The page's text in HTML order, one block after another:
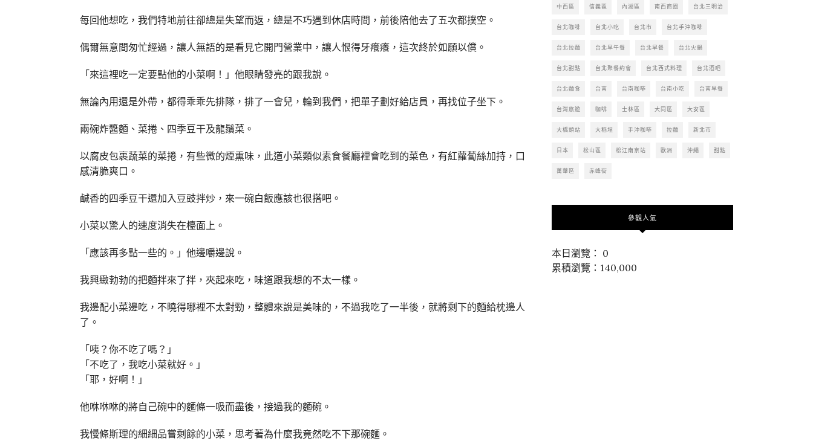
每回他想吃，我們特地前往卻總是失望而返，總是不巧遇到休店時間，前後陪他去了五次都撲空。
偶爾無意間匆忙經過，讓人無語的是看見它開門營業中，讓人恨得牙癢癢，這次終於如願以償。
「來這裡吃一定要點他的小菜啊！」他眼睛發亮的跟我說。
無論內用還是外帶，都得乖乖先排隊，排了一會兒，輪到我們，把單子劃好給店員，再找位子坐下。
兩碗炸醬麵、菜捲、四季豆干及龍鬚菜。
以腐皮包裹蔬菜的菜捲，有些微的煙熏味，此道小菜類似素食餐廳裡會吃到的菜色，有紅蘿蔔絲加持，口
感清脆爽口。
鹹香的四季豆干還加入豆豉拌炒，來一碗白飯應該也很搭吧。
小菜以驚人的速度消失在檯面上。
「應該再多點一些的。」他邊嚼邊說。
我興緻勃勃的把麵拌來了拌，夾起來吃，味道跟我想的不太一樣。
我邊配小菜邊吃，不曉得哪裡不太對勁，整體來說是美味的，不過我吃了一半後，就將剩下的麵給枕邊人
了。
「咦？你不吃了嗎？」
「不吃了，我吃小菜就好。」
「耶，好啊！」
他咻咻咻的將自己碗中的麵條一吸而盡後，接過我的麵碗。
我慢條斯理的細細品嘗剩餘的小菜，思考著為什麼我竟然吃不下那碗麵。
中西區 信義區 內湖區 南西商圈 台北三明治
台北咖啡 台北小吃 台北市 台北手沖咖啡
台北拉麵 台北早午餐 台北早餐 台北火鍋
台北甜點 台北聚餐約會 台北西式料理 台北酒吧
台北麵食 台南 台南咖啡 台南小吃 台南早餐
台灣旅遊 咖啡 士林區 大同區 大安區
大橋頭站 大稻埕 手沖咖啡 拉麵 新北市
日本 松山區 松江南京站 歐洲 沖繩 甜點
萬華區 赤峰街
參觀人氣
本日瀏覽： 0
累積瀏覽：140,000